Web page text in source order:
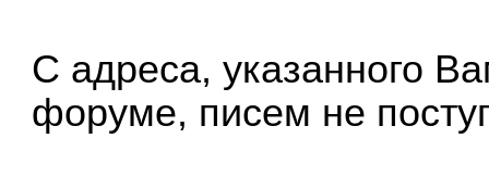
С адреса, указанного
форуме, писем не